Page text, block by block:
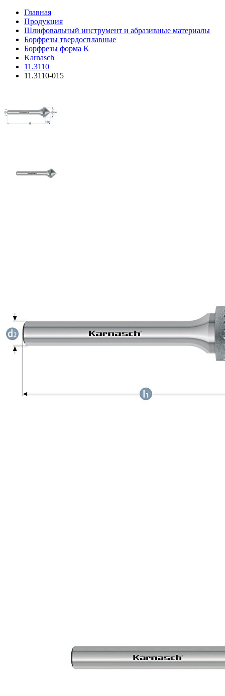
Главная
Продукция
Шлифовальный инструмент и абразивные материалы
Борфрезы твердосплавные
Борфрезы форма K
Karnasch
11.3110
11.3110-015